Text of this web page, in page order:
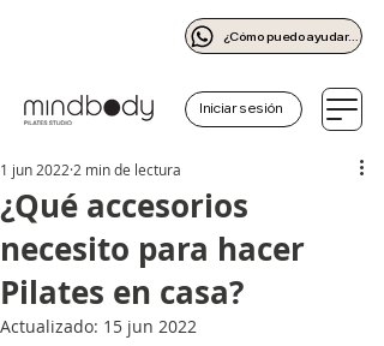
¿Cómo puedo ayudarte?
Iniciar sesión
¿Qué accesorios
necesito para hacer
Pilates en casa?
1 jun 2022 2 min de lectura
Actualizado: 15 jun 2022